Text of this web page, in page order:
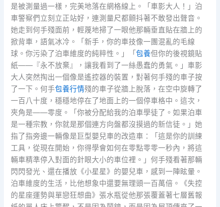
是被測量過一樣，完美地落在網格線上。「車影大人！」泊
車警察們立刻立正站好，連測量尺都顫抖著不敢發出聲音。
她走到何手殘面前，輕蔑地掃了一眼他那輛垂直貼在牆上的
掀背車，語氣冰冷。「新手，你的車技像一團混亂的毛線
球。你污染了泊車維度的純粹性。」「包養但你的後視鏡貼
紙——『永不放棄』，讓我看到了一絲愚蠢的勇氣。」車影
大人突然掏出一個像是遙控器的裝置，對著何手殘的車子按
了一下。何手包養行情殘的車子從牆上脫落，在空中旋轉了
一百八十度，穩穩地停在了地面上的一個停車格中。這次，
夾角是——零度。「你被分配給我的泊車學徒了。如果泊車
是一種宗教，你就是那個連方向盤都沒摸過的新信徒。」她
指了指旁邊一輛像是巨型嬰兒車的改造車：「這是你的訓練
工具，從現在開始，你得學會如何在零點零零一秒內，將這
輛車精準停入對面的針眼大小的車位裡。」何手殘看著那輛
閃閃發光、還在播放《小星星》的嬰兒車，感到一陣眩暈。
泊車維度的生活，比他想象中還要無理頭一百萬倍。《失控
的星座運勢與單戀狂想曲》張水瓶從他那張覆蓋著七層舊報